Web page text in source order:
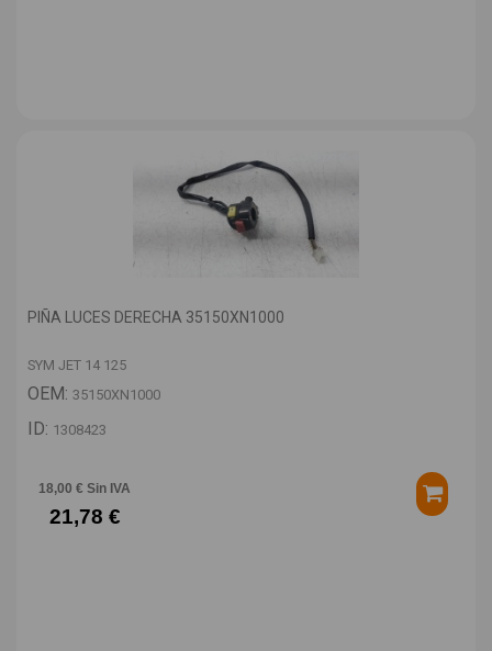
PIÑA LUCES DERECHA 35150XN1000
SYM JET 14 125
OEM: 35150XN1000
ID: 1308423
18,00 € Sin IVA
21,78 €